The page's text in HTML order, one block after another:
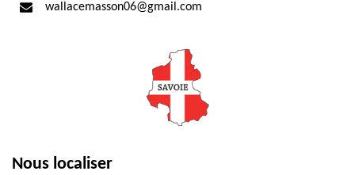
wallacemasson06@gmail.com
Nous localiser